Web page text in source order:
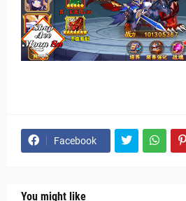
Facebook
You might like